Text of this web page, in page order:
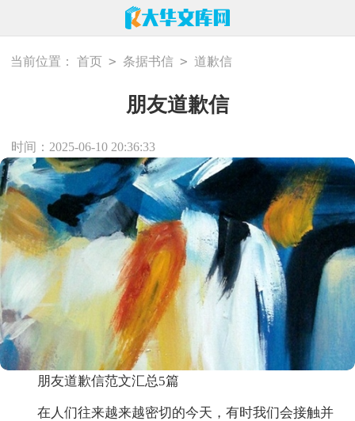
当前位置： 首页 > 条据书信 > 道歉信
朋友道歉信
时间：2025-06-10 20:36:33
朋友道歉信范文汇总5篇
在人们往来越来越密切的今天，有时我们会接触并